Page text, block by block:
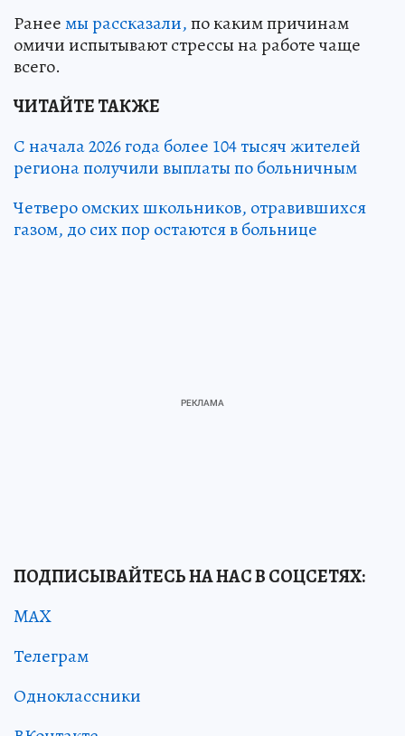
Ранеемы рассказали,по каким причинам
омичи испытывают стрессы на работе чаще
всего.
ЧИТАЙТЕ ТАКЖЕ
С начала 2026 года более 104 тысяч жителей
региона получили выплаты по больничным
Четверо омских школьников, отравившихся
газом, до сих пор остаются в больнице
ПОДПИСЫВАЙТЕСЬ НА НАС В СОЦСЕТЯХ:
MAX
Телеграм
Одноклассники